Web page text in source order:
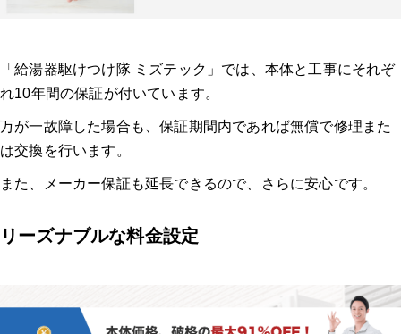
「給湯器駆けつけ隊 ミズテック」では、本体と工事にそれぞ
れ10年間の保証が付いています。
万が一故障した場合も、保証期間内であれば無償で修理また
は交換を行います。
また、メーカー保証も延長できるので、さらに安心です。
リーズナブルな料金設定